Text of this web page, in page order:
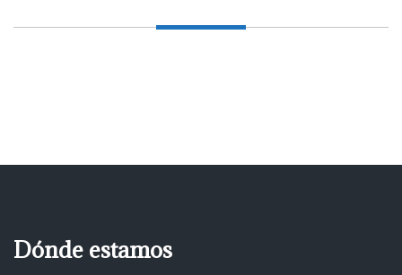
Dónde estamos